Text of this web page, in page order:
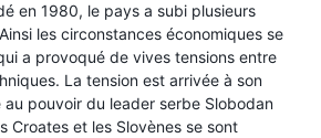
en 1980, le pays a subi plusieurs
les circonstances économiques se
a provoqué de vives tensions entre
La tension est arrivée à son
pouvoir du leader serbe Slobodan
Croates et les Slovènes se sont